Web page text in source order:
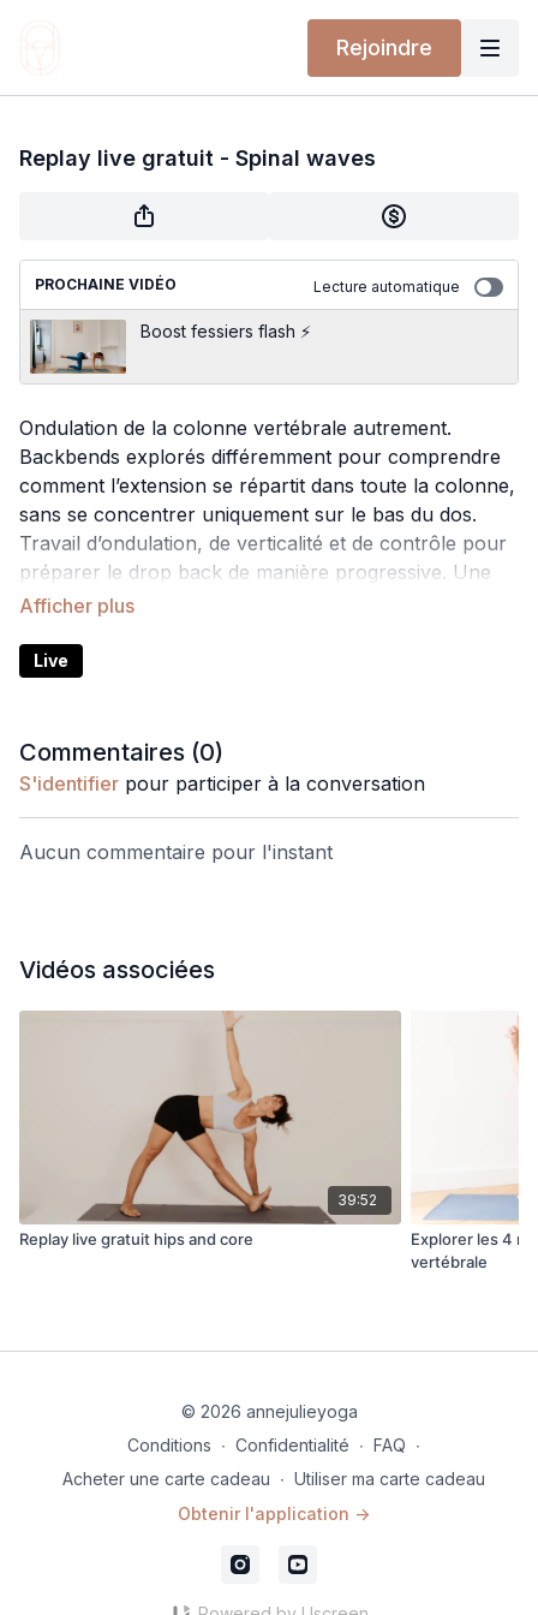
Rejoindre
Replay live gratuit - Spinal waves
PROCHAINE VIDÉO Lecture automatique
Boost fessiers flash ⚡️
Ondulation de la colonne vertébrale autrement.
Backbends explorés différemment pour comprendre
comment l’extension se répartit dans toute la colonne,
sans se concentrer uniquement sur le bas du dos.
Travail d’ondulation, de verticalité et de contrôle pour
préparer le drop back de manière progressive. Une
approche technique et fluide pour sentir la continuité
Live
Commentaires (0)
S'identifier pour participer à la conversation
Aucun commentaire pour l'instant
Vidéos associées
39:52
Replay live gratuit hips and core
Explorer les 4
vertébrale
© 2026 annejulieyoga
Conditions ∙ Confidentialité ∙ FAQ ∙
Acheter une carte cadeau ∙ Utiliser ma carte cadeau
Obtenir l'application ->